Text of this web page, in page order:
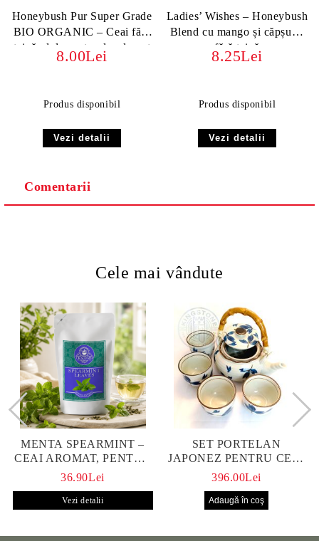
Honeybush Pur Super Grade
BIO ORGANIC – Ceai fără
teină, dulce natural, calmant
8.00Lei
Produs disponibil
Vezi detalii
Ladies’ Wishes – Honeybush
Blend cu mango și căpșuni,
fără teină
8.25Lei
Produs disponibil
Vezi detalii
Comentarii
Cele mai vândute
MENTA SPEARMINT –
CEAI AROMAT, PENTRU
CALM ȘI BENEFIC
36.90Lei
Vezi detalii
SET PORTELAN
JAPONEZ PENTRU CEAI
HANAKO, CEAINIC SI 4
396.00Lei